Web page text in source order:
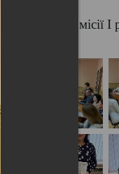
комісії І